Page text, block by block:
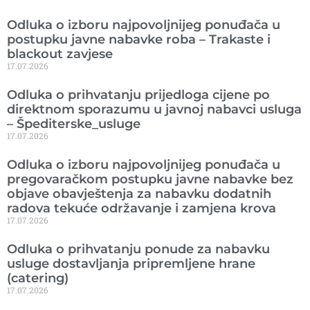
Odluka o izboru najpovoljnijeg ponuđača u
postupku javne nabavke roba – Trakaste i
blackout zavjese
17.07.2026
Odluka o prihvatanju prijedloga cijene po
direktnom sporazumu u javnoj nabavci usluga
– Špediterske_usluge
17.07.2026
Odluka o izboru najpovoljnijeg ponuđača u
pregovaračkom postupku javne nabavke bez
objave obavještenja za nabavku dodatnih
radova tekuće održavanje i zamjena krova
17.07.2026
Odluka o prihvatanju ponude za nabavku
usluge dostavljanja pripremljene hrane
(catering)
17.07.2026